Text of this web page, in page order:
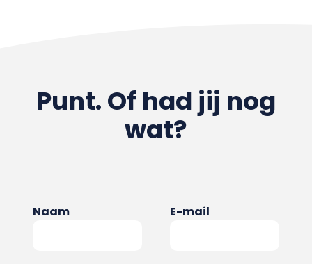
Punt. Of had jij nog
wat?
Naam E-mail